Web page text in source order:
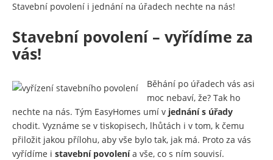
Stavební povolení i jednání na úřadech nechte na nás!
Stavební povolení – vyřídíme za
vás!
Běhání po úřadech vás asi
moc nebaví, že? Tak ho
nechte na nás. Tým EasyHomes umí v jednání s úřady
chodit. Vyznáme se v tiskopisech, lhůtách i v tom, k čemu
přiložit jakou přílohu, aby vše bylo tak, jak má. Proto za vás
vyřídíme i stavební povolenía vše, co s ním souvisí.